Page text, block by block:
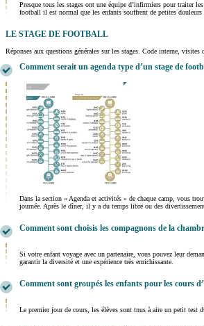
Presque tous les stages ont une équipe d’infirmiers pour traiter
football il est normal que les enfants souffrent de petites douleurs
LE STAGE DE FOOTBALL
Réponses aux questions générales sur les stages. Code interne, visites
Comment serait un agenda type d’un stage de
Dans la section « Agenda et activités » de chaque camp, vous
journée. Après le dîner, il y a du temps libre ou des
Comment sont choisis les compagnons de la
Si votre enfant voyage avec un partenaire, vous pouvez leur
garantir la diversité et une expérience très enrichissante.
Comment sont groupés les enfants pour les cours
Le premier jour de cours, les élèves sont tnus à aire un petit test